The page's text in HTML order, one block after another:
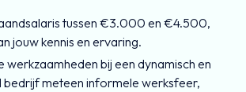
tussen €3.000 en €4.500,
jouw kennis en ervaring.
werkzaamheden bij een dynamisch en
bedrijf meteen informele werksfeer,